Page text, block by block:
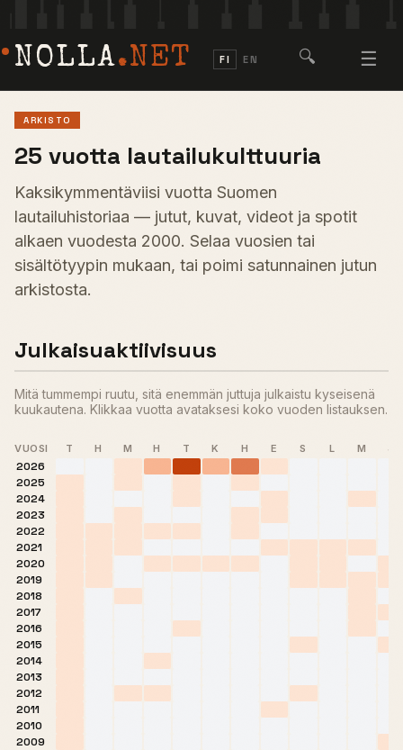
NOLLA.NET FI EN 🔍 ☰
ARKISTO
25 vuotta lautailukulttuuria
Kaksikymmentäviisi vuotta Suomen
lautailuhistoriaa — jutut, kuvat, videot ja spotit
alkaen vuodesta 2000. Selaa vuosien tai
sisältötyypin mukaan, tai poimi satunnainen jutun
arkistosta.
Julkaisuaktiivisuus
Mitä tummempi ruutu, sitä enemmän juttuja julkaistu kyseisenä
kuukautena. Klikkaa vuotta avataksesi koko vuoden listauksen.
VUOSI T H M H T K H E S L M J
2026
2025
2024
2023
2022
2021
2020
2019
2018
2017
2016
2015
2014
2013
2012
2011
2010
2009